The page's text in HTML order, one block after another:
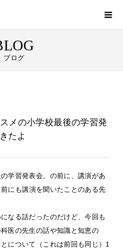
ブログ
メの小学校最後の学習発
たよ
学習発表会。の前に、講演があ
前にも講演を聞いたことのある先
なる話だったのだけど、今回も
医の先生の話や知識と知恵の
について（これは前回も同じ）1